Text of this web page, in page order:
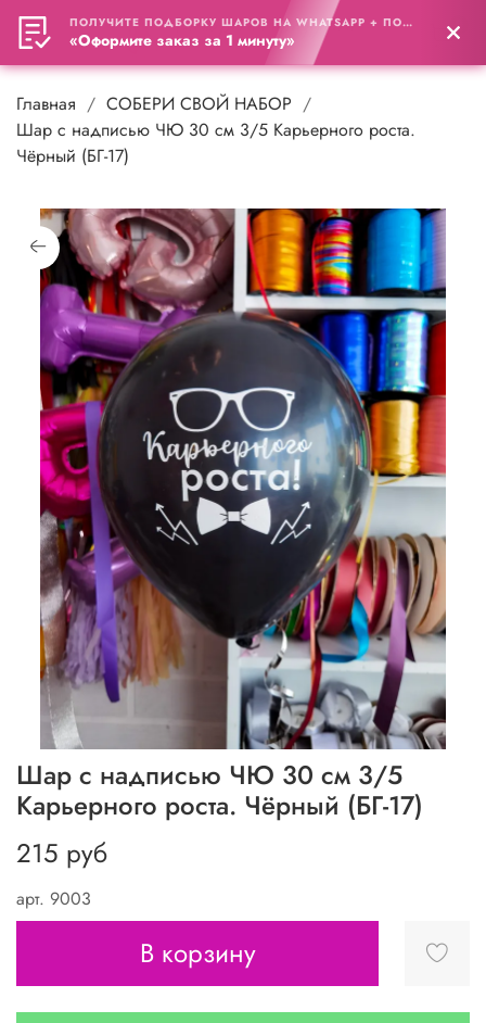
0
Главная
СОБЕРИ СВОЙ НАБОР
Шар с надписью ЧЮ 30 см 3/5 Карьерного роста.
Чёрный (БГ-17)
арт. 9003
Шар с надписью ЧЮ 30 см 3/5
Карьерного роста. Чёрный (БГ-17)
215 руб
В корзину
ПОЛУЧИТЕ ПОДБОРКУ ШАРОВ НА WHATSAPP + ПОДАРОК
«Оформите заказ за 1 минуту»